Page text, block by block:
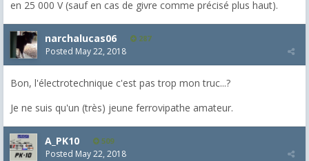
en 25 000 V (sauf en cas de givre comme précisé plus haut).
narchalucas06 287
Posted May 22, 2018
Bon, l'électrotechnique c'est pas trop mon truc...?
Je ne suis qu'un (très) jeune ferrovipathe amateur.
A_PK10 509
Posted May 22, 2018